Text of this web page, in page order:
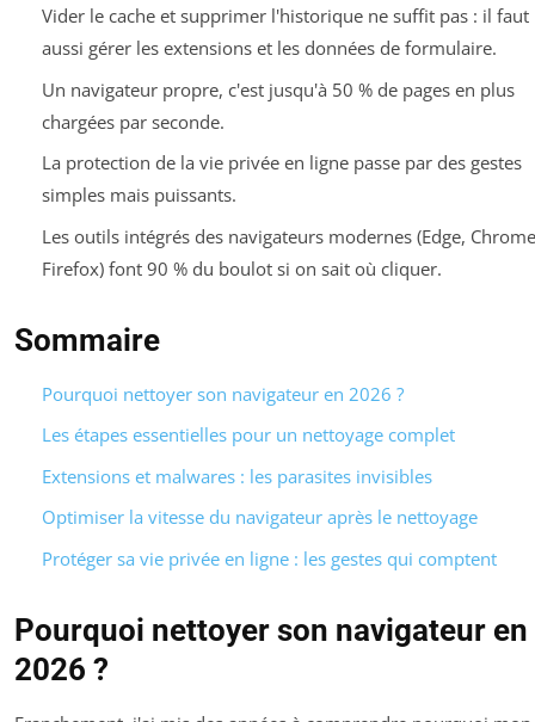
Vider le cache et supprimer l'historique ne suffit pas : il faut
aussi gérer les extensions et les données de formulaire.
Un navigateur propre, c'est jusqu'à 50 % de pages en plus
chargées par seconde.
La protection de la vie privée en ligne passe par des gestes
simples mais puissants.
Les outils intégrés des navigateurs modernes (Edge,
Firefox) font 90 % du boulot si on sait où cliquer.
Sommaire
Pourquoi nettoyer son navigateur en 2026 ?
Les étapes essentielles pour un nettoyage complet
Extensions et malwares : les parasites invisibles
Optimiser la vitesse du navigateur après le nettoyage
Protéger sa vie privée en ligne : les gestes qui comptent
Pourquoi nettoyer son navigateur en
2026 ?